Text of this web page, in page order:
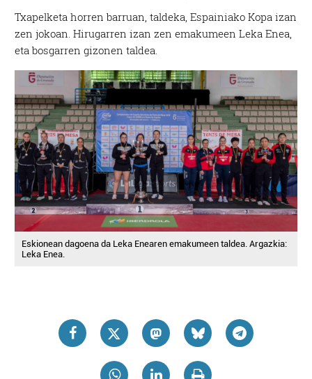
Txapelketa horren barruan, taldeka, Espainiako Kopa izan
zen jokoan. Hirugarren izan zen emakumeen Leka Enea,
eta bosgarren gizonen taldea.
Eskionean dagoena da Leka Enearen emakumeen taldea. Argazkia:
Leka Enea.